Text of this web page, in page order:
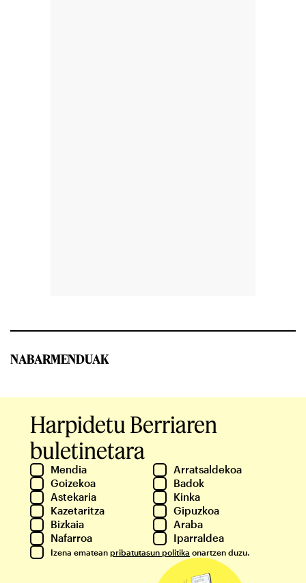
NABARMENDUAK
Harpidetu Berriaren
buletinetara
Mendia
Arratsaldekoa
Goizekoa
Badok
Astekaria
Kinka
Kazetaritza
Gipuzkoa
Bizkaia
Araba
Nafarroa
Iparraldea
Izena ematean pribatutasun politika onartzen duzu.